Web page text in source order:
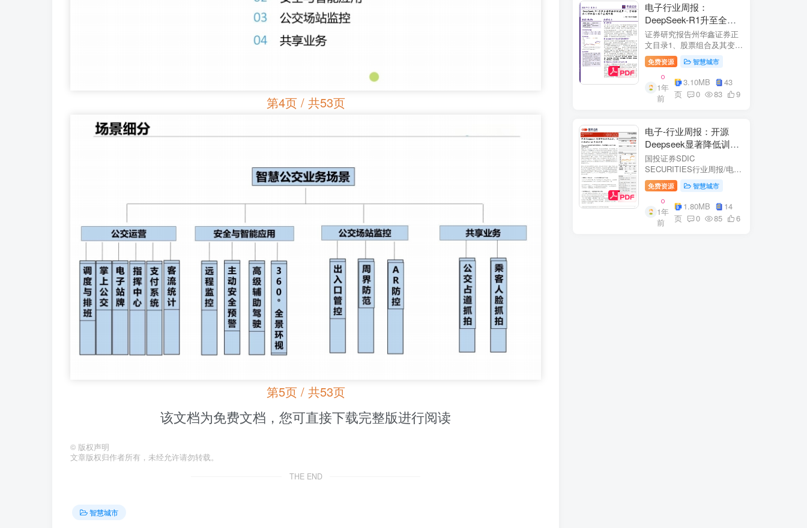
第4页 / 共53页
第5页 / 共53页
该文档为免费文档，您可直接下载完整版进行阅读
© 版权声明
文章版权归作者所有，未经允许请勿转载。
THE END
智慧城市
电子行业周报：
DeepSeek-R1升至全球
风格控制类第一，宇树推
出人形机器人首个应用方
案
证券研究报告州华鑫证券正
文目录1、股票组合及其变
化.51.1、本周重点推荐及推
荐组...51.2、海外龙头一
览。62、周度行情分析及展
望.…82.1、周涨幅排行…
2.2、行业重点公司估值水平
免费资源 智慧城市
1年
前
3.10MB
43
页
0 83 9
电子-行业周报：开源
Deepseek显著降低训练
成本，关注推理与AI终端
进展
国投证券SDIC
SECURITIES行业周报/电于
目内容目录1.本周新闻一
览.42.行业数据跟踪.…62.1.
半导体：半导体行业：两大
收购事件来袭...62.2.SiC:8家
碳化硅相关企业完成融
免费资源 智慧城市
1年
前
1.80MB
14
页
0 85 6